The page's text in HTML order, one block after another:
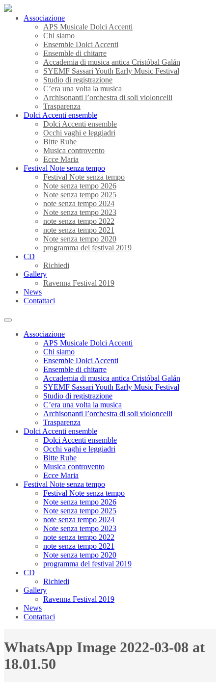
Associazione
APS Musicale Dolci Accenti
Chi siamo
Ensemble Dolci Accenti
Ensemble di chitarre
Accademia di musica antica Cristóbal Galán
SYEMF Sassari Youth Early Music Festival
Studio di registrazione
C’era una volta la musica
Archisonanti l’orchestra di soli violoncelli
Trasparenza
Dolci Accenti ensemble
Dolci Accenti ensemble
Occhi vaghi e leggiadri
Bitte Ruhe
Musica controvento
Ecce Maria
Festival Note senza tempo
Festival Note senza tempo
Note senza tempo 2026
Note senza tempo 2025
note senza tempo 2024
Note senza tempo 2023
note senza tempo 2022
note senza tempo 2021
Note senza tempo 2020
programma del festival 2019
CD
Richiedi
Gallery
Ravenna Festival 2019
News
Contattaci
Associazione
APS Musicale Dolci Accenti
Chi siamo
Ensemble Dolci Accenti
Ensemble di chitarre
Accademia di musica antica Cristóbal Galán
SYEMF Sassari Youth Early Music Festival
Studio di registrazione
C’era una volta la musica
Archisonanti l’orchestra di soli violoncelli
Trasparenza
Dolci Accenti ensemble
Dolci Accenti ensemble
Occhi vaghi e leggiadri
Bitte Ruhe
Musica controvento
Ecce Maria
Festival Note senza tempo
Festival Note senza tempo
Note senza tempo 2026
Note senza tempo 2025
note senza tempo 2024
Note senza tempo 2023
note senza tempo 2022
note senza tempo 2021
Note senza tempo 2020
programma del festival 2019
CD
Richiedi
Gallery
Ravenna Festival 2019
News
Contattaci
WhatsApp Image 2022-03-08 at
18.01.50